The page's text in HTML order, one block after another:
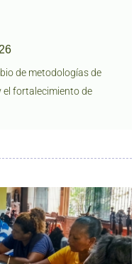
de metodologías de
el fortalecimiento de